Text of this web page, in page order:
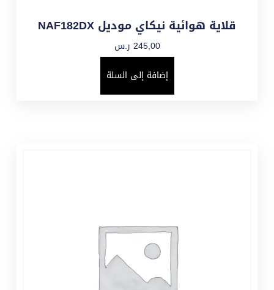
قلاية هوائية نيكاي موديل NAF182DX
245,00 ر.س
إضافة إلى السلة